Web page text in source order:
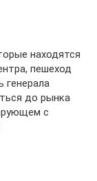
находятся
пешеход
генерала
до рынка
с